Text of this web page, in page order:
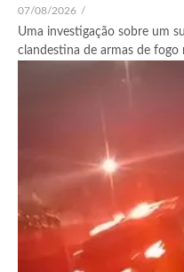
07/08/2026 /
Uma investigação sobre um
clandestina de armas de fogo